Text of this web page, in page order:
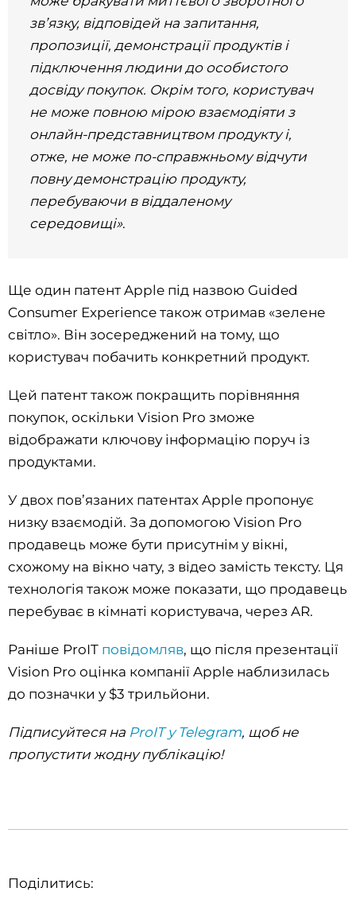
зв’язку, відповідей на запитання,
пропозиції, демонстрації продуктів і
підключення людини до особистого
досвіду покупок. Окрім того, користувач
не може повною мірою взаємодіяти з
онлайн-представництвом продукту і,
отже, не може по-справжньому відчути
повну демонстрацію продукту,
перебуваючи в віддаленому
середовищі».
Ще один патент Apple під назвою Guided
Consumer Experience також отримав «зелене
світло». Він зосереджений на тому, що
користувач побачить конкретний продукт.
Цей патент також покращить порівняння
покупок, оскільки Vision Pro зможе
відображати ключову інформацію поруч із
продуктами.
У двох пов’язаних патентах Apple пропонує
низку взаємодій. За допомогою Vision Pro
продавець може бути присутнім у вікні,
схожому на вікно чату, з відео замість тексту. Ця
технологія також може показати, що продавець
перебуває в кімнаті користувача, через AR.
Раніше ProIT повідомляв, що після презентації
Vision Pro оцінка компанії Apple наблизилась
до позначки у $3 трильйони.
Підписуйтеся на ProIT у Telegram, щоб не
пропустити жодну публікацію!
Поділитись: